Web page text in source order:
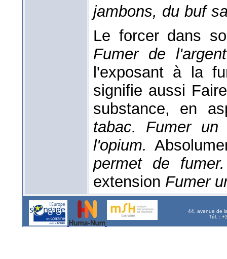
jambons, du buf
Le forcer dans
Fumer de
l'exposant à la
signifie aussi
substance, en
tabac. Fumer un
l'opium.
permet de
extension Fumer
44, avenue de
Tél. :